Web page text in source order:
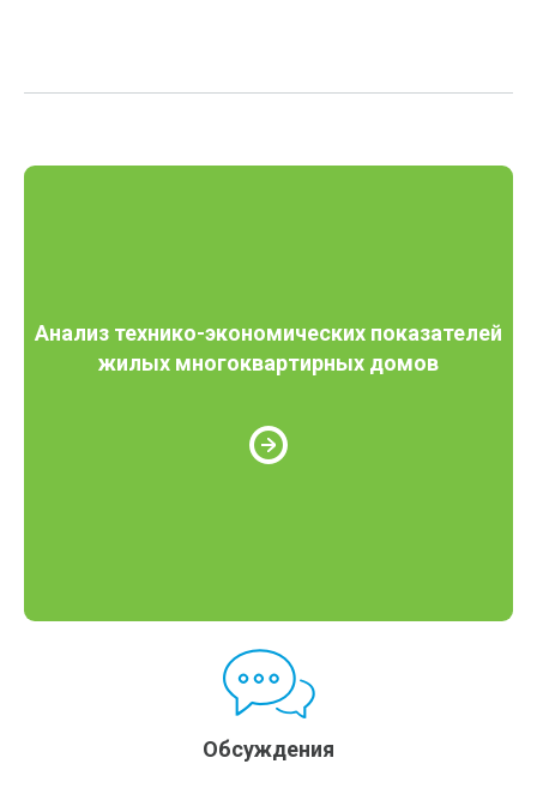
Анализ технико-экономических показателей
жилых многоквартирных домов
Обсуждения